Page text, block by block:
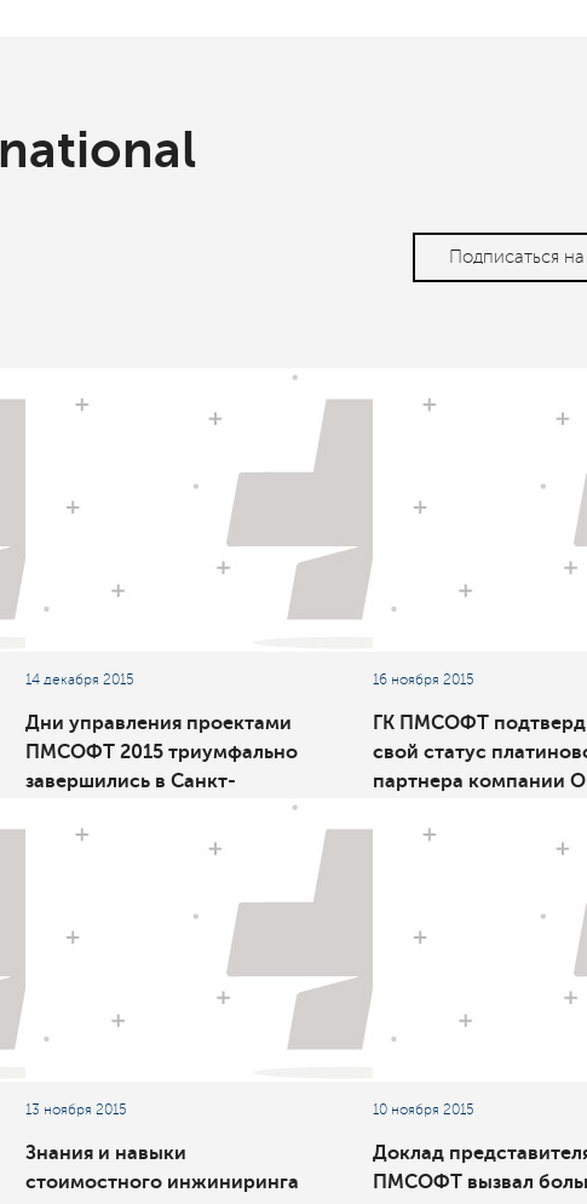
Подписаться
14 декабря 2015
Дни управления проектами
ПМСОФТ 2015 триумфально
завершились в Санкт-
16 ноября 2015
ГК ПМСОФТ
свой статус
партнера компании
13 ноября 2015
Знания и навыки
стоимостного инжиниринга
10 ноября 2015
Доклад
ПМСОФТ вызвал